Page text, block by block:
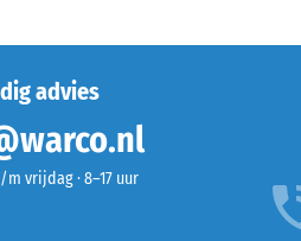
advies
vrijdag · 8–17 uur